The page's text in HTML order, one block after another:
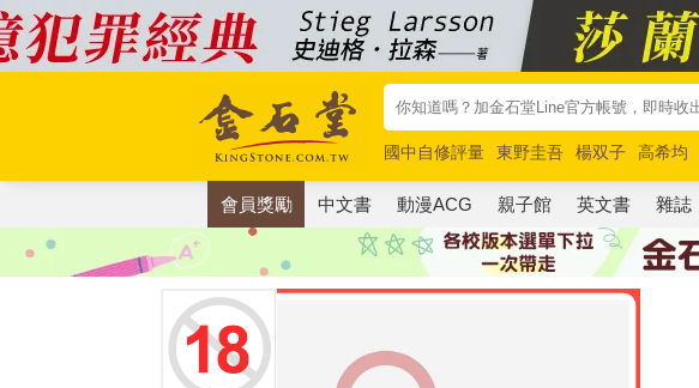
國中自修評量 東野圭吾 楊双子 高希均
唯紅花綻放
奧德賽 路邊攤新作 馬斯克
會員獎勵 中文書 動漫ACG 親子館 英文書 雜誌